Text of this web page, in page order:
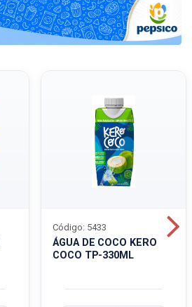
ÁGUA DE COCO KERO
COCO TP-330ML
Código: 5433